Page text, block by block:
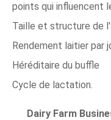
points qui influencent
Taille et structure de
Rendement laitier par
Héréditaire du buffle
Cycle de lactation.
Dairy Farm